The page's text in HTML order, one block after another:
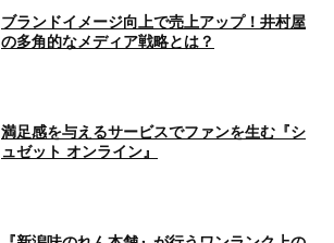
ブランドイメージ向上で売上アップ！井村屋
の多角的なメディア戦略とは？
満足感を与えるサービスでファンを生む『シ
ュゼット オンライン』